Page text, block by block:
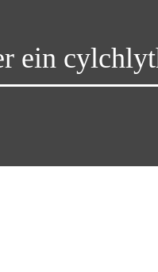
ein